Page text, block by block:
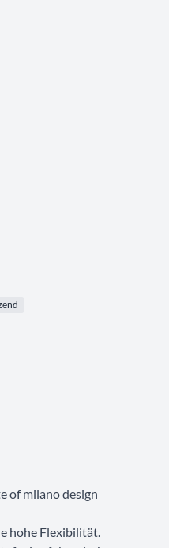
of milano design
hohe Flexibilität.